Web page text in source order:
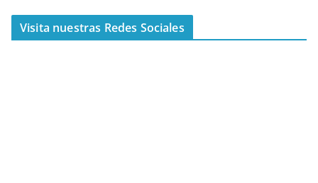
Visita nuestras Redes Sociales